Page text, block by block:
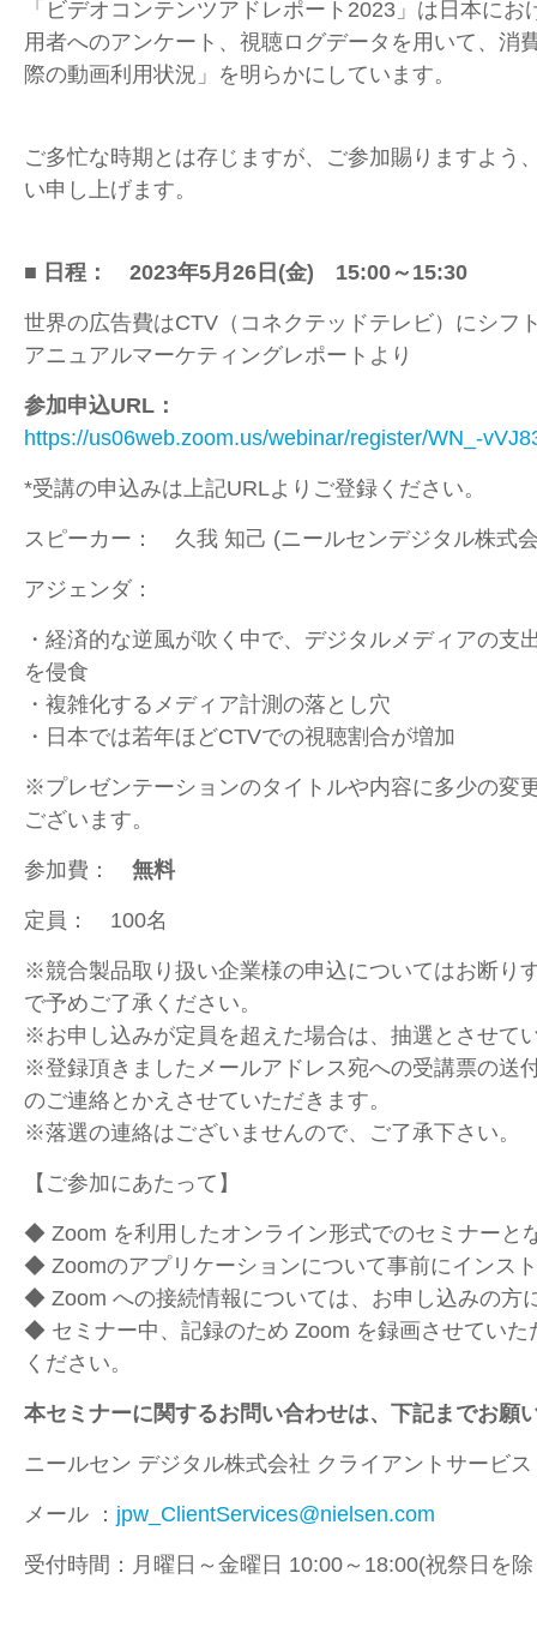
「ビデオコンテンツアドレポート2023」は日本に
用者へのアンケート、視聴ログデータを用いて、消
際の動画利用状況」を明らかにしています。
ご多忙な時期とは存じますが、ご参加賜りますよう
い申し上げます。
■ 日程： 2023年5月26日 (金) 15:00～15:30
世界の広告費はCTV（コネクテッドテレビ）にシフ
アニュアルマーケティングレポートより
参加申込URL：
https://us06web.zoom.us/webinar/register/WN_-
*受講の申込みは上記URLよりご登録ください。
スピーカー： 久我 知己 (ニールセンデジタル株式
アジェンダ：
・経済的な逆風が吹く中で、デジタルメディアの支
を侵食
・複雑化するメディア計測の落とし穴
・日本では若年ほどCTVでの視聴割合が増加
※プレゼンテーションのタイトルや内容に多少の変
ございます。
参加費： 無料
定員： 100名
※競合製品取り扱い企業様の申込についてはお断り
で予めご了承ください。
※お申し込みが定員を超えた場合は、抽選とさせて
※登録頂きましたメールアドレス宛への受講票の送
のご連絡とかえさせていただきます。
※落選の連絡はございませんので、ご了承下さい。
【ご参加にあたって】
◆ Zoom を利用したオンライン形式でのセミナーと
◆ Zoomのアプリケーションについて事前にインス
◆ Zoom への接続情報については、お申し込みの方
◆ セミナー中、記録のため Zoom を録画させていた
ください。
本セミナーに関するお問い合わせは、下記までお願
ニールセン デジタル株式会社 クライアントサービス
メール ： jpw_ClientServices@nielsen.com
受付時間：月曜日～金曜日 10:00～18:00(祝祭日を